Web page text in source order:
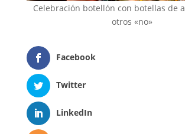
Celebración botellón con botellas de
otros «no»
Facebook
Twitter
LinkedIn